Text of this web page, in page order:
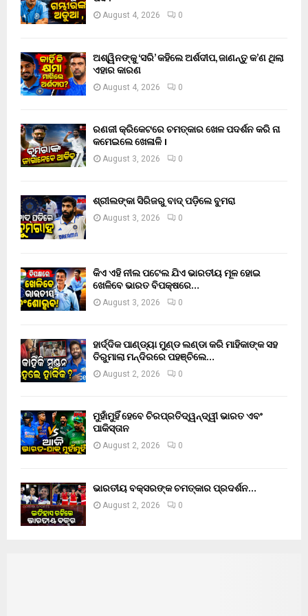
August 4, 2026 0
ଅଶ୍ୱିନଙ୍କୁ ‘ସରି’ କହିଲେ ଅର୍ଶଦୀପ, ଜାଣନ୍ତୁ କ’ଣ ଥିଲା
ଏହାର କାରଣ
August 4, 2026 0
ରଣଜୀ କ୍ରିକେଟରେ ଚମତ୍କାର ଖେଳ ପଦର୍ଶନ କରି ନା
କମେଇଲେ ଖେଳାଳି ।
August 3, 2026 0
ଶ୍ରୀଲଙ୍କା ସିରିଜରୁ ବାଦ୍ ପଡ଼ିଲେ ବୁମରା
August 3, 2026 0
କିଏ ଏହି ନୀଲ ପଟେଲ ଯିଏ ଭାରତୀୟ ମୂଳ ହୋଇ
ଖେଳିବେ ଭାରତ ବିପକ୍ଷରେ…
August 3, 2026 0
ହାର୍ଦ୍ଦିକ ପାଣ୍ଡ୍ୟା ମୁଣ୍ଡ ଲଣ୍ଡା କରି ମାହିକାଙ୍କ ସହ
ତିରୁମାଲା ମନ୍ଦିରରେ ପହଞ୍ଚିଲେ…
August 2, 2026 0
ମୁହାଁମୁହିଁ ହେବେ ଚିରପ୍ରତିଦ୍ୱନ୍ଦ୍ୱୀ ଭାରତ ଏବଂ
ପାକିସ୍ତାନ
August 2, 2026 0
ଭାରତୀୟ ବକ୍ସରଙ୍କ ଚମତ୍କାର ପ୍ରଦର୍ଶନ…
August 2, 2026 0